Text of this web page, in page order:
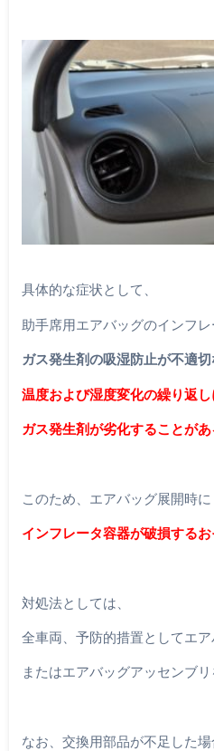
具体的な症状として、
助手席用エアバッグのインフレ
ガス発生剤の吸湿防止が不適切
温度および湿度変化の繰り返し
ガス発生剤が劣化することがあ
このため、エアバッグ展開時に
インフレータ容器が破損するお
対処法としては、
全車両、予防的措置としてエ
またはエアバッグアッセンブリ
なお、交換用部品が不足した場